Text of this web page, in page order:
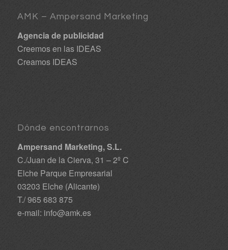
AMK – Ampersand Marketing
Agencia de publicidad
Creemos en las IDEAS
Creamos IDEAS
Dónde encontrarnos
Ampersand Marketing, S.L.
C./Juan de la Cierva, 31 – 2º C
Elche Parque Empresarial
03203 Elche (Alicante)
T./ 965 683 875
e-mail: info@amk.es